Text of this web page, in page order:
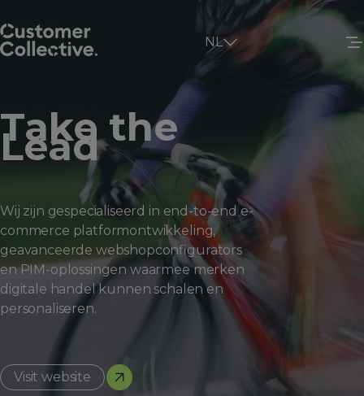
NL
Take the
Lead
Wij zijn gespecialiseerd in end-to-end e-
commerce platformontwikkeling,
geavanceerde webshopconfigurators
en PIM-oplossingen waarmee merken
digitale handel kunnen schalen en
personaliseren.
Visit website